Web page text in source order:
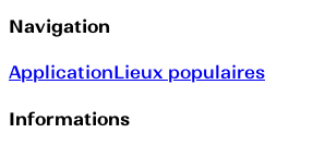
Navigation
ApplicationLieux populaires
Informations